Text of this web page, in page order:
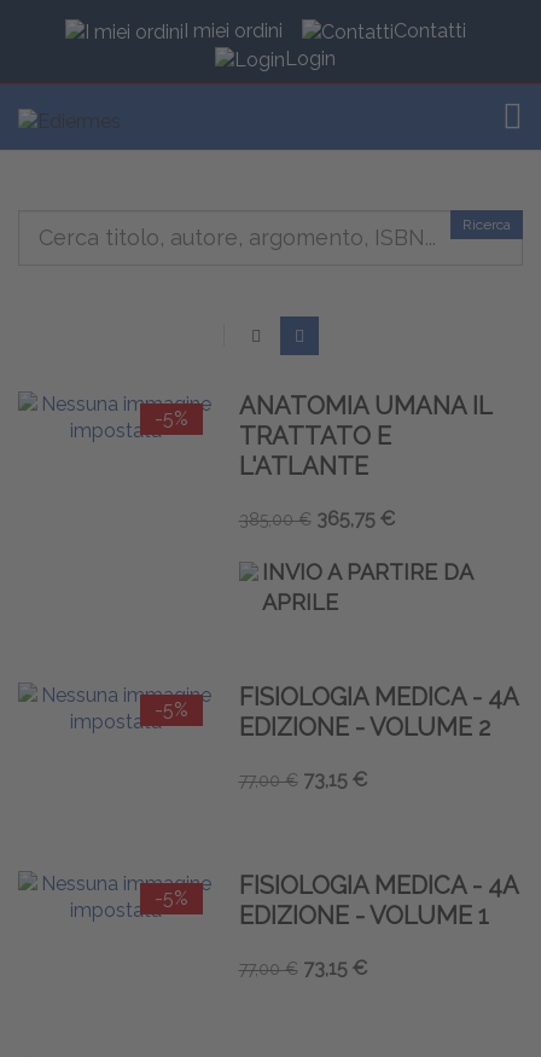
I miei ordini
Contatti
Login
Ricerca
-5%
ANATOMIA UMANA IL
TRATTATO E
L'ATLANTE
385,00 € 365,75 €
INVIO A PARTIRE DA
APRILE
-5%
FISIOLOGIA MEDICA - 4A
EDIZIONE - VOLUME 2
77,00 € 73,15 €
-5%
FISIOLOGIA MEDICA - 4A
EDIZIONE - VOLUME 1
77,00 € 73,15 €